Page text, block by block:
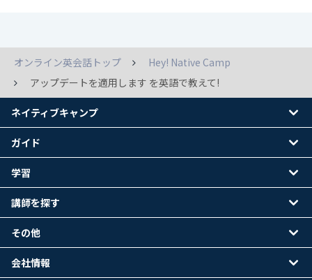
オンライン英会話トップ
Hey! Native Camp
アップデートを適用します を英語で教えて!
ネイティブキャンプ
ガイド
学習
講師を探す
その他
会社情報